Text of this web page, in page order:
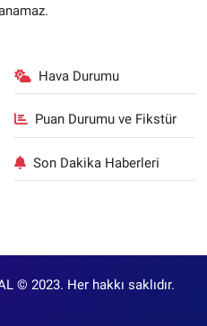
Hava Durumu
Puan Durumu ve Fikstür
Son Dakika Haberleri
© 2023. Her hakkı saklıdır.